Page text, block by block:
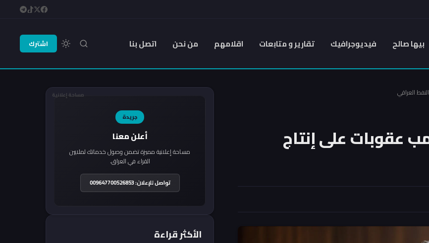
بيها صالح فيديوجرافيك تقارير و متابعات اقلامهم من نحن اتصل بنا اشترك
العراقي
عقوبات على إنتاج
مساحة إعلانية
جريدة
أعلن معنا
مساحة إعلانية مميزة تضمن وصول خدماتك لملايين
القراء في العراق.
تواصل للإعلان: 009647700526853
الأكثر قراءة